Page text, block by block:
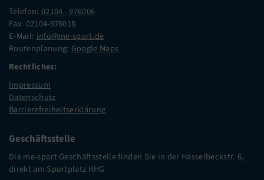
Telefon: 02104 - 976006
Fax: 02104-976018
E-Mail: info@me-sport.de
Routenplanung: Google Maps
Rechtliches:
Impressum
Datenschutz
Barrierefreiheitserklärung
Geschäftsstelle
Die me-sport Geschäftsstelle finden Sie in der Hasselbeckstr. 6,
direkt am Sportplatz HHG